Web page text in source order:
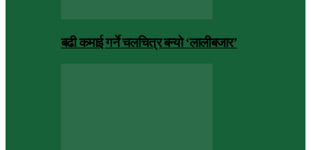
बढी कमाई गर्ने चलचित्र बन्यो ‘लालीबजार’